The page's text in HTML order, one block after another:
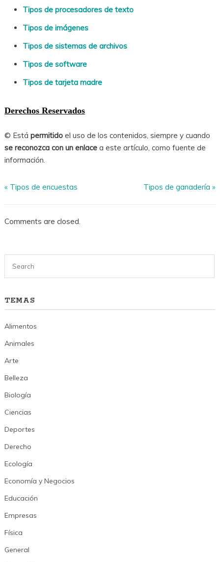
Tipos de procesadores de texto
Tipos de imágenes
Tipos de sistemas de archivos
Tipos de software
Tipos de tarjeta madre
Derechos Reservados
© Está permitidoel uso de los contenidos, siempre y cuando
se reconozca con un enlacea este artículo, como fuente de
información.
« Tipos de encuestas Tipos de ganadería »
Comments are closed.
TEMAS
Alimentos
Animales
Arte
Belleza
Biología
Ciencias
Deportes
Derecho
Ecología
Economía y Negocios
Educación
Empresas
Física
General